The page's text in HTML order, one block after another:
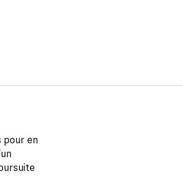
pour en